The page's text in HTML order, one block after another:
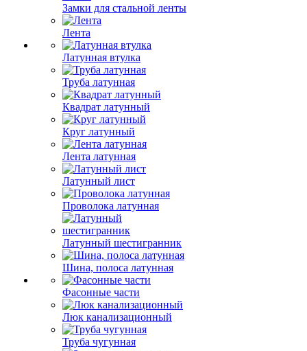
Замки для стальной ленты
Лента
Латунная втулка
Труба латунная
Квадрат латунный
Круг латунный
Лента латунная
Латунный лист
Проволока латунная
Латунный шестигранник
Шина, полоса латунная
Фасонные части
Люк канализационный
Труба чугунная